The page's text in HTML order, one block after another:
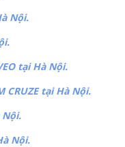
Nội.
tại Hà Nội.
CRUZE tại Hà Nội.
Nội.
Nội.